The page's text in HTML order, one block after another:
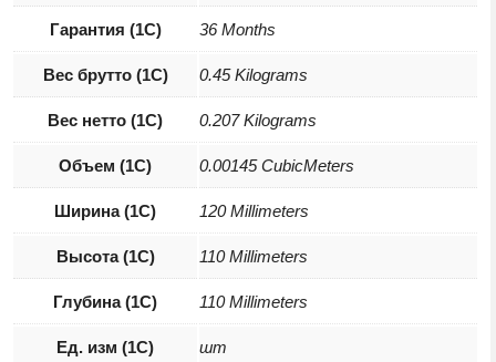
Гарантия (1С) 36 Months
Вес брутто (1С) 0.45 Kilograms
Вес нетто (1С) 0.207 Kilograms
Объем (1С) 0.00145 CubicMeters
Ширина (1С) 120 Millimeters
Высота (1С) 110 Millimeters
Глубина (1С) 110 Millimeters
Ед. изм (1С) шт